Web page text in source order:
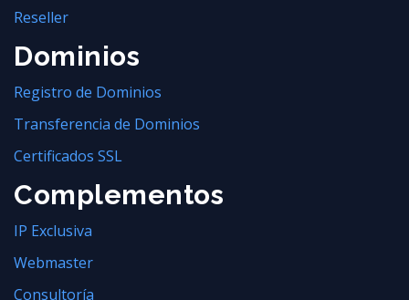
Reseller
Dominios
Registro de Dominios
Transferencia de Dominios
Certificados SSL
Complementos
IP Exclusiva
Webmaster
Consultoría